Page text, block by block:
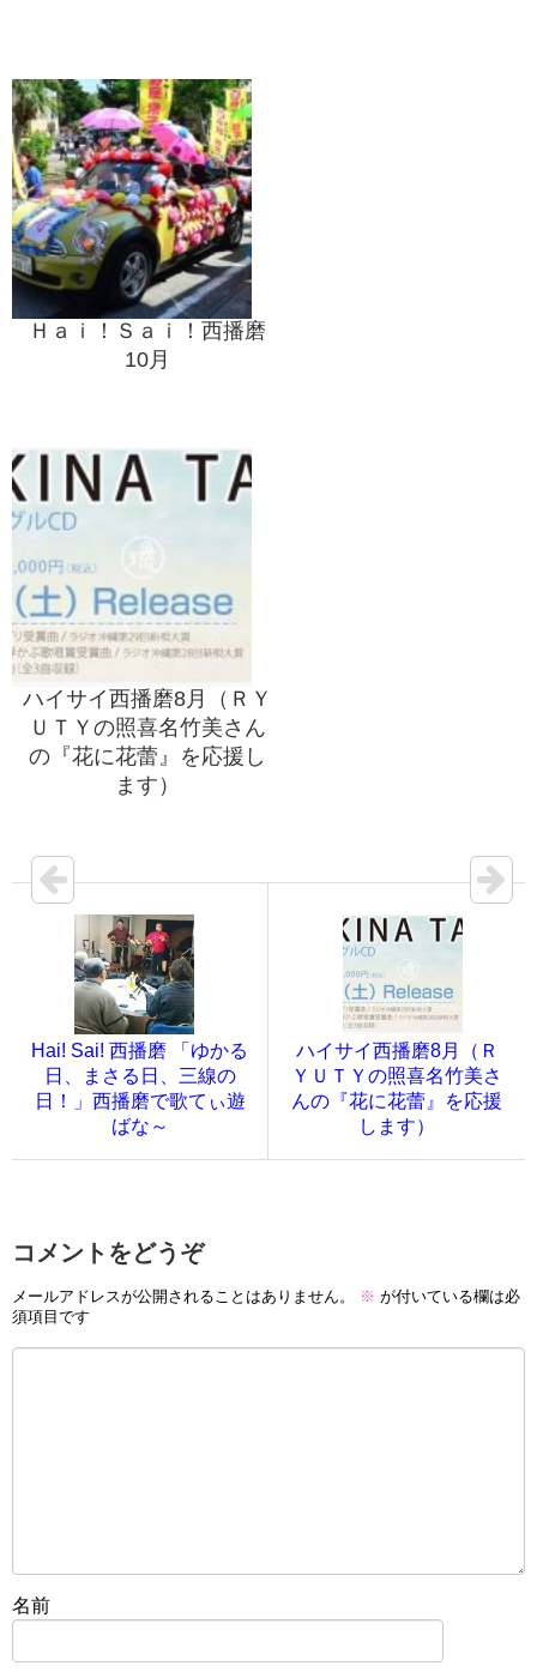
Ｈａｉ！Ｓａｉ！西播磨
10月
ハイサイ西播磨8月（ＲＹ
ＵＴＹの照喜名竹美さん
の『花に花蕾』を応援し
ます）
Hai! Sai! 西播磨 「ゆかる
日、まさる日、三線の
日！」西播磨で歌てぃ遊
ばな～
ハイサイ西播磨8月（Ｒ
ＹＵＴＹの照喜名竹美さ
んの『花に花蕾』を応援
します）
コメントをどうぞ
メールアドレスが公開されることはありません。 ※ が付いている欄は必
須項目です
名前